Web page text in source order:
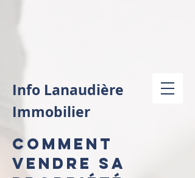
Info Lanaudière
Immobilier
Comment
vendre sa